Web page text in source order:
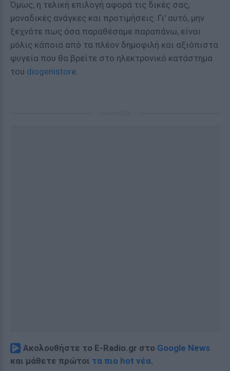
Όμως, η τελική επιλογή αφορά τις δικές σας,
μοναδικές ανάγκες και προτιμήσεις. Γι’ αυτό, μην
ξεχνάτε πως όσα παραθέσαμε παραπάνω, είναι
μόλις κάποια από τα πλέον δημοφιλή και αξιόπιστα
ψυγεία που θα βρείτε στο ηλεκτρονικό κατάστημα
του diogenistore.
Ακολουθήστε το E-Radio.gr στο Google News
και μάθετε πρώτοι τα πιο hot νέα.